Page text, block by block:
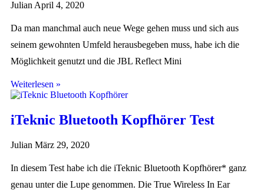
Julian April 4, 2020
Da man manchmal auch neue Wege gehen muss und sich aus
seinem gewohnten Umfeld herausbegeben muss, habe ich die
Möglichkeit genutzt und die JBL Reflect Mini
Weiterlesen »
iTeknic Bluetooth Kopfhörer Test
Julian März 29, 2020
In diesem Test habe ich die iTeknic Bluetooth Kopfhörer* ganz
genau unter die Lupe genommen. Die True Wireless In Ear